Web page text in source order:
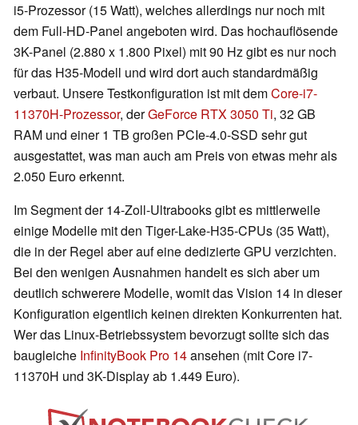
i5-Prozessor (15 Watt), welches allerdings nur noch mit
dem Full-HD-Panel angeboten wird. Das hochauflösende
3K-Panel (2.880 x 1.800 Pixel) mit 90 Hz gibt es nur noch
für das H35-Modell und wird dort auch standardmäßig
verbaut. Unsere Testkonfiguration ist mit demCore-i7-
11370H-Prozessor, derGeForce RTX 3050 Ti, 32 GB
RAM und einer 1 TB großen PCIe-4.0-SSD sehr gut
ausgestattet, was man auch am Preis von etwas mehr als
2.050 Euro erkennt.
Im Segment der 14-Zoll-Ultrabooks gibt es mittlerweile
einige Modelle mit den Tiger-Lake-H35-CPUs (35 Watt),
die in der Regel aber auf eine dedizierte GPU verzichten.
Bei den wenigen Ausnahmen handelt es sich aber um
deutlich schwerere Modelle, womit das Vision 14 in dieser
Konfiguration eigentlich keinen direkten Konkurrenten hat.
Wer das Linux-Betriebssystem bevorzugt sollte sich das
baugleiche InfinityBook Pro 14ansehen (mit Core i7-
11370H und 3K-Display ab 1.449 Euro).